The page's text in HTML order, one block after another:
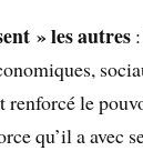
» les autres
renforcé le
qu’il a avec